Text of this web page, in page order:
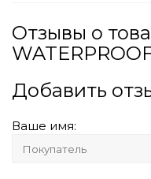
Отзывы о
Добавить
Ваше имя: